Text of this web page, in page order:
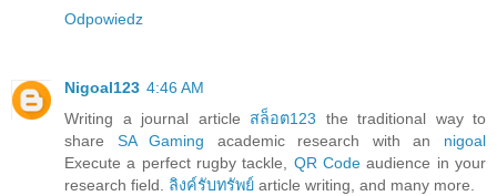
Odpowiedz
Nigoal123 4:46 AM
Writing a journal article สล็อต123 the traditional way to
share SA Gaming academic research with an nigoal
Execute a perfect rugby tackle, QR Code audience in your
research field. ลิงค์รับทรัพย์ article writing, and many more.